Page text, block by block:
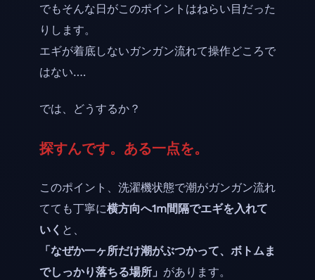
でもそんな日がこのポイントはねらい目だった
りします。
エギが着底しないガンガン流れて操作どころで
はない….
では、どうするか？
探すんです。ある一点を。
このポイント、洗濯機状態で潮がガンガン流れ
てても丁寧に横方向へ1m間隔でエギを入れて
いく と、
「なぜか一ヶ所だけ潮がぶつかって、ボトムま
でしっかり落ちる場所」 があります。